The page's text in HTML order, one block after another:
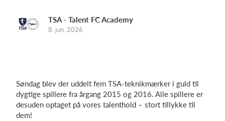
Hjemmeside
Webshop
TSA - Talent FC Academy
8. jun. 2026
Søndag blev der uddelt fem TSA-teknikmærker i guld til
dygtige spillere fra årgang 2015 og 2016. Alle spillere er
desuden optaget på vores talenthold – stort tillykke til
dem!